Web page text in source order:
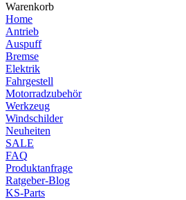
Warenkorb
Home
Antrieb
Auspuff
Bremse
Elektrik
Fahrgestell
Motorradzubehör
Werkzeug
Windschilder
Neuheiten
SALE
FAQ
Produktanfrage
Ratgeber-Blog
KS-Parts